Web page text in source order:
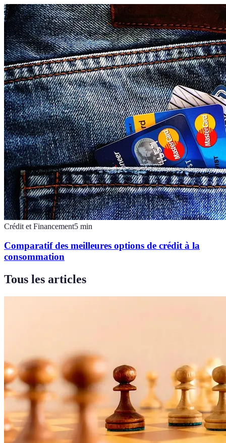
Crédit et Financement5 min
Comparatif des meilleures options de crédit à la
consommation
Tous les articles